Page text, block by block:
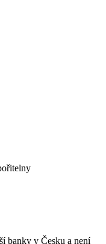
banky v Česku a není